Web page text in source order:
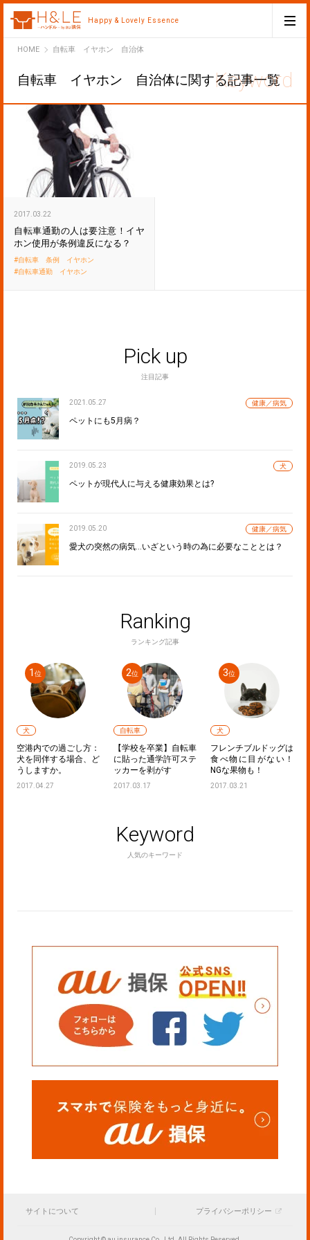
Happy & Lovely Essence
HOMEH&LE自転車 イヤホン 自治体
自転車 イヤホン 自治体に関する記事一覧
2017.03.22
自転車通勤の人は要注意！イヤ
ホン使用が条例違反になる？
自転車 条例 イヤホン
自転車通勤 イヤホン
Pick up
注目記事
2021.05.27 健康／病気
ペットにも5月病？
2019.05.23 犬
ペットが現代人に与える健康効果とは?
2019.05.20 健康／病気
愛犬の突然の病気…いざという時の為に必要なこととは？
Ranking
ランキング記事
犬
空港内での過ごし方：
犬を同伴する場合、ど
うしますか。
2017.04.27
自転車
【学校を卒業】自転車
に貼った通学許可ステ
ッカーを剥がす
2017.03.17
犬
フレンチブルドッグは
食べ物に目がない！
NGな果物も！
2017.03.21
Keyword
人気のキーワード
サイトについて プライバシーポリシー